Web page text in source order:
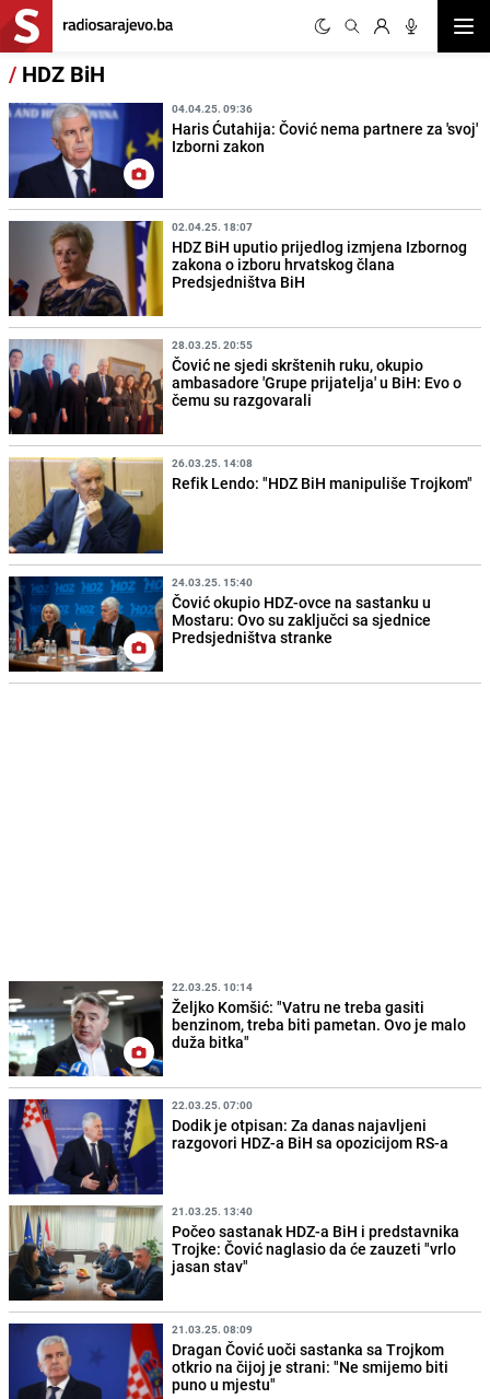
/ HDZ BiH
04.04.25. 09:36
Haris Ćutahija: Čović nema partnere za 'svoj'
Izborni zakon
02.04.25. 18:07
HDZ BiH uputio prijedlog izmjena Izbornog
zakona o izboru hrvatskog člana
Predsjedništva BiH
28.03.25. 20:55
Čović ne sjedi skrštenih ruku, okupio
ambasadore 'Grupe prijatelja' u BiH: Evo o
čemu su razgovarali
26.03.25. 14:08
Refik Lendo: "HDZ BiH manipuliše Trojkom"
24.03.25. 15:40
Čović okupio HDZ-ovce na sastanku u
Mostaru: Ovo su zaključci sa sjednice
Predsjedništva stranke
22.03.25. 10:14
Željko Komšić: "Vatru ne treba gasiti
benzinom, treba biti pametan. Ovo je malo
duža bitka"
22.03.25. 07:00
Dodik je otpisan: Za danas najavljeni
razgovori HDZ-a BiH sa opozicijom RS-a
21.03.25. 13:40
Počeo sastanak HDZ-a BiH i predstavnika
Trojke: Čović naglasio da će zauzeti "vrlo
jasan stav"
21.03.25. 08:09
Dragan Čović uoči sastanka sa Trojkom
otkrio na čijoj je strani: "Ne smijemo biti
puno u mjestu"